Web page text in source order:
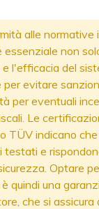
alle normative
essenziale non
l'efficacia del
per evitare
per eventuali
Le
TÜV indicano
testati e
Optare
quindi una
che si assicura